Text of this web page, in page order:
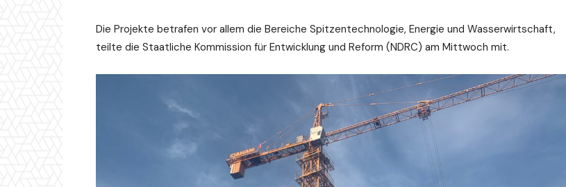
Die Projekte betrafen vor allem die Bereiche Spitzentechnologie, Energie und Wasserwirtschaft,
teilte die Staatliche Kommission für Entwicklung und Reform (NDRC) am Mittwoch mit.